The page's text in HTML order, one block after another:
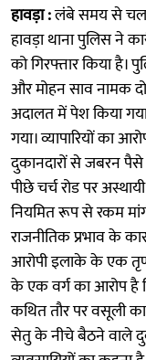
हावड़ा :लंबे समय से चल
हावड़ा थाना पुलिस ने
को गिरफ्तार किया
और मोहन साव नामक
अदालत में पेश किया
गया। व्यापारियों का
दुकानदारों से जबरन
पीछे चर्च रोड पर
नियमित रूप से रकम
राजनीतिक प्रभाव के
आरोपी इलाके के एक
के एक वर्ग का आरोप है
कथित तौर पर वसूली
सेतु के नीचे बैठने वाले